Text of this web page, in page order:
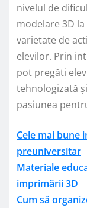
nivelul de
modelare 3D
varietate de
elevilor. Prin
pot pregăti
tehnologizată
pasiunea
Cele mai bune
preuniversitar
Materiale
imprimării 3D
Cum să